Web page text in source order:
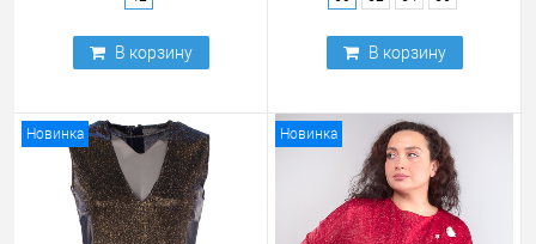
В корзину В корзину
Новинка Новинка